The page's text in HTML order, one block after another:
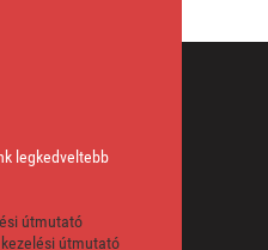
legkedveltebb
útmutató
útmutató